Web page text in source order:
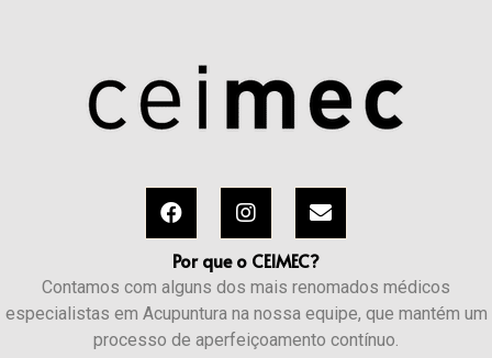
Por que o CEIMEC?
Contamos com alguns dos mais renomados médicos
especialistas em Acupuntura na nossa equipe, que mantém um
processo de aperfeiçoamento contínuo.​